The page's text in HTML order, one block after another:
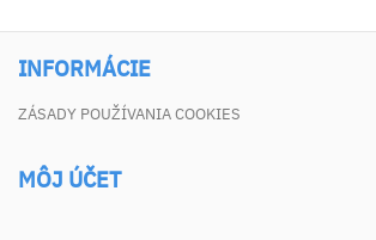
INFORMÁCIE
ZÁSADY POUŽÍVANIA COOKIES
MÔJ ÚČET